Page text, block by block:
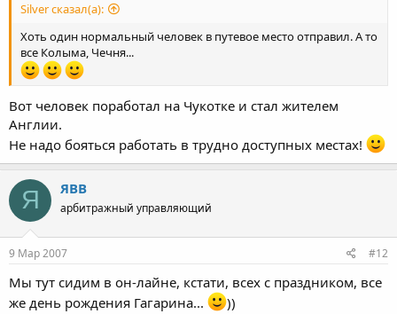
Silver сказал(а):
Хоть один нормальный человек в путевое место отправил. А то
все Колыма, Чечня...
Вот человек поработал на Чукотке и стал жителем
Англии.
Не надо бояться работать в трудно доступных местах!
Я ЯВВ
арбитражный управляющий
9 Мар 2007 #12
Мы тут сидим в он-лайне, кстати, всех с праздником, все
же день рождения Гагарина...
))